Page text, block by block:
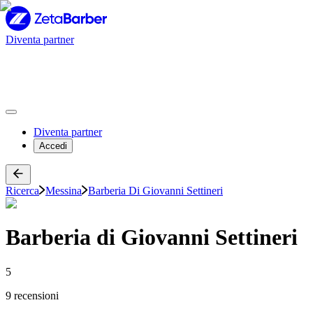
Diventa partner
Diventa partner
Accedi
Ricerca Messina Barberia Di Giovanni Settineri
Barberia di Giovanni Settineri
5
9 recensioni